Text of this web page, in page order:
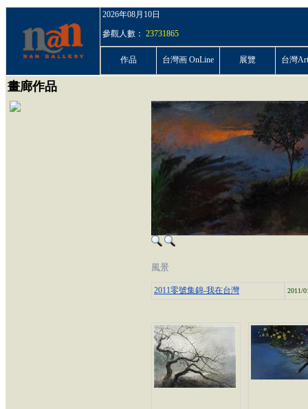
2026年08月10日
參觀人數： 23731865
作品 台灣画 OnLine 展覽 台灣
畫廊作品
風景
2011零號集錦-我在台灣 2011/